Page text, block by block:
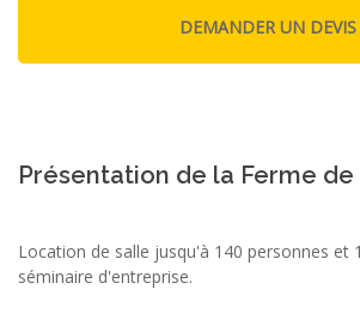
Présentation de la Ferme de
Location de salle jusqu'à 140 personnes et
séminaire d'entreprise.